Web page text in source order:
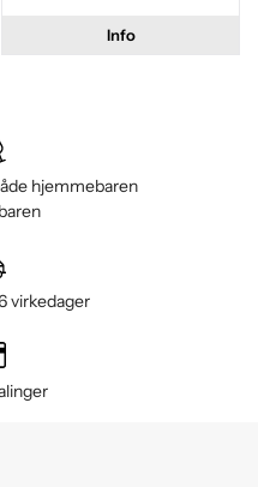
Info
hjemmebaren
virkedager